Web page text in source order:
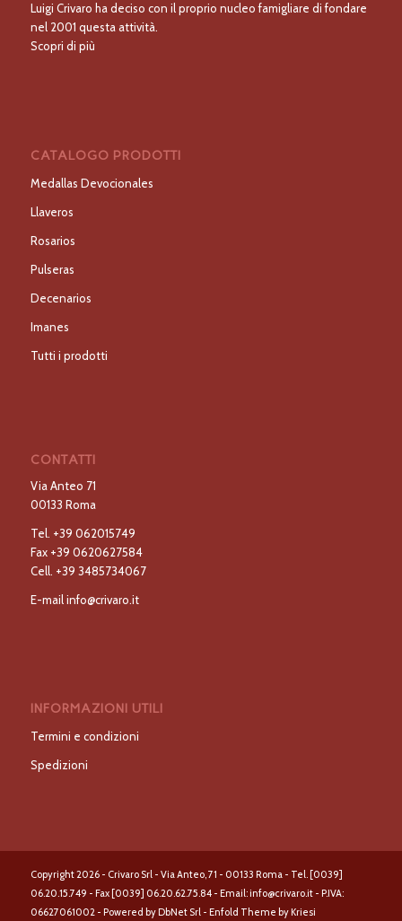
Luigi Crivaro ha deciso con il proprio nucleo famigliare di fondare
nel 2001 questa attività.
Scopri di più
CATALOGO PRODOTTI
Medallas Devocionales
Llaveros
Rosarios
Pulseras
Decenarios
Imanes
Tutti i prodotti
CONTATTI
Via Anteo 71
00133 Roma
Tel. +39 062015749
Fax +39 0620627584
Cell. +39 3485734067
E-mailinfo@crivaro.it
INFORMAZIONI UTILI
Termini e condizioni
Spedizioni
Copyright 2026 - Crivaro Srl - Via Anteo, 71 - 00133 Roma - Tel. [0039]
06.20.15.749 - Fax [0039] 06.20.62.75.84 - Email: info@crivaro.it - P.IVA:
06627061002 - Powered by DbNet Srl - Enfold Theme by Kriesi